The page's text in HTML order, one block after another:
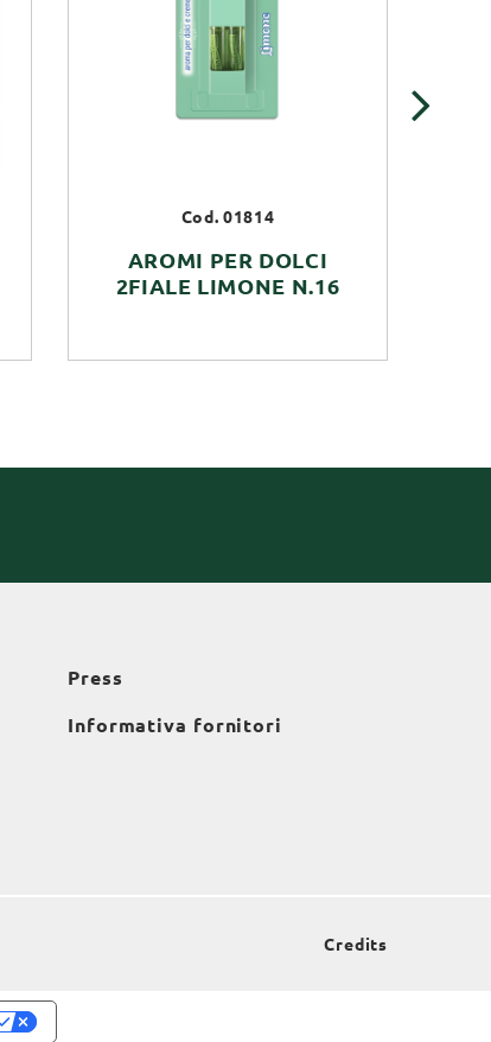
Cod. 01814
AROMI PER DOLCI
2FIALE LIMONE N.16
Press
Informativa fornitori
Credits